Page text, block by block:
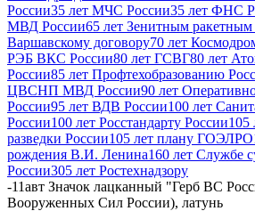
России35 лет МЧС России35 лет ФНС
МВД России65 лет Зенитным
Варшавскому договору70 лет
РЭБ ВКС России80 лет ГСВГ80 лет
России85 лет Профтехобразованию
ЦВСНП МВД России90 лет
России95 лет ВДВ России100 лет
России100 лет Росстандарту России105
разведки России105 лет плану ГОЭЛРО
рождения В.И. Ленина160 лет Службе
России305 лет Ростехнадзору
-11авт Значок лацканный "Герб ВС
Вооруженных Сил России), латунь